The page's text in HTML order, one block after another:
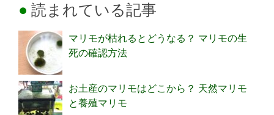
読まれている記事
マリモが枯れるとどうなる？ マリモの生
死の確認方法
お土産のマリモはどこから？ 天然マリモ
と養殖マリモ